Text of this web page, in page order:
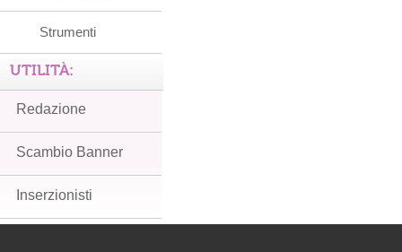
Strumenti
UTILITÀ:
Redazione
Scambio Banner
Inserzionisti